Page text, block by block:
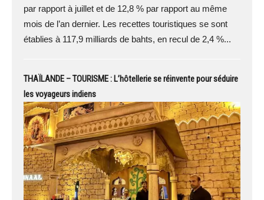
par rapport à juillet et de 12,8 % par rapport au même
mois de l’an dernier. Les recettes touristiques se sont
établies à 117,9 milliards de bahts, en recul de 2,4 %...
THAÏLANDE – TOURISME : L’hôtellerie se réinvente pour séduire
les voyageurs indiens